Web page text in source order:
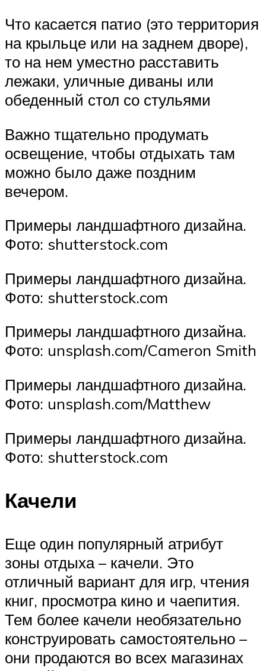
Что касается патио (это территория
на крыльце или на заднем дворе),
то на нем уместно расставить
лежаки, уличные диваны или
обеденный стол со стульями
Важно тщательно продумать
освещение, чтобы отдыхать там
можно было даже поздним
вечером.
Примеры ландшафтного дизайна.
Фото: shutterstock.com
Примеры ландшафтного дизайна.
Фото: shutterstock.com
Примеры ландшафтного дизайна.
Фото: unsplash.com/Cameron Smith
Примеры ландшафтного дизайна.
Фото: unsplash.com/Matthew
Примеры ландшафтного дизайна.
Фото: shutterstock.com
Качели
Еще один популярный атрибут
зоны отдыха – качели. Это
отличный вариант для игр, чтения
книг, просмотра кино и чаепития.
Тем более качели необязательно
конструировать самостоятельно –
они продаются во всех магазинах